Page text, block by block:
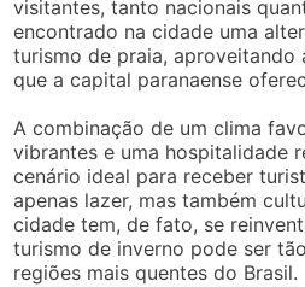
visitantes, tanto nacionais
encontrado na cidade uma
turismo de praia, aproveitando
que a capital paranaense
A combinação de um clima
vibrantes e uma hospitalidade
cenário ideal para receber
apenas lazer, mas também
cidade tem, de fato, se
turismo de inverno pode ser
regiões mais quentes do Brasil.